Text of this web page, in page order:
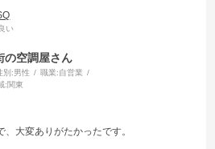
い
の空調屋さん
別:男性 職業:自営業
:関東
大変ありがたかったです。